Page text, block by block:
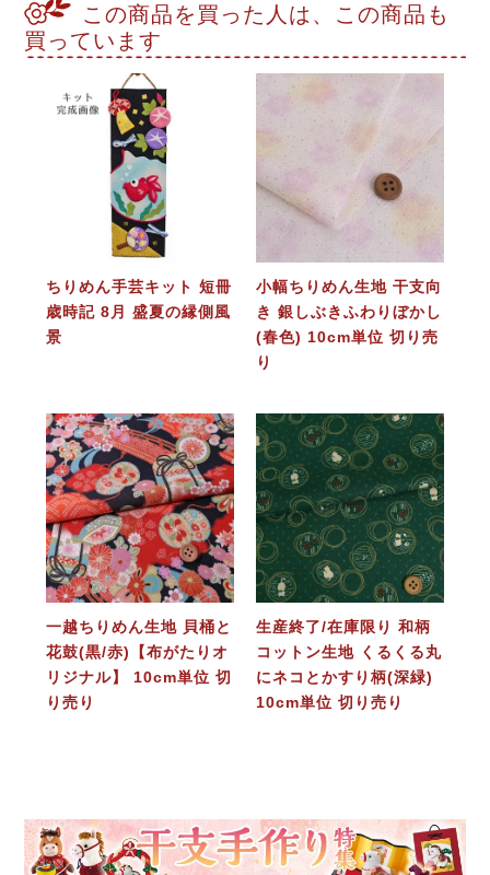
この商品を買った人は、この商品も
買っています
ちりめん手芸キット 短冊
歳時記 8月 盛夏の縁側風
景
小幅ちりめん生地 干支向
き 銀しぶきふわりぼかし
(春色) 10cm単位 切り売
り
一越ちりめん生地 貝桶と
花鼓(黒/赤)【布がたりオ
リジナル】 10cm単位 切
り売り
生産終了/在庫限り 和柄
コットン生地 くるくる丸
にネコとかすり柄(深緑)
10cm単位 切り売り